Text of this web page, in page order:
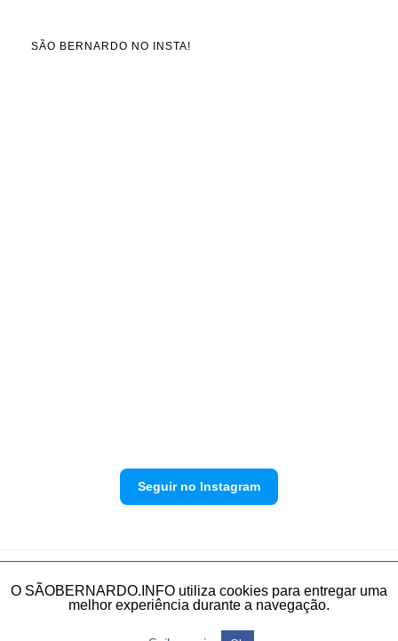
SÃO BERNARDO NO INSTA!
Seguir no Instagram
Política de privacidade Envie sua denúncia
O SÃOBERNARDO.INFO utiliza cookies para entregar uma
melhor experiência durante a navegação.